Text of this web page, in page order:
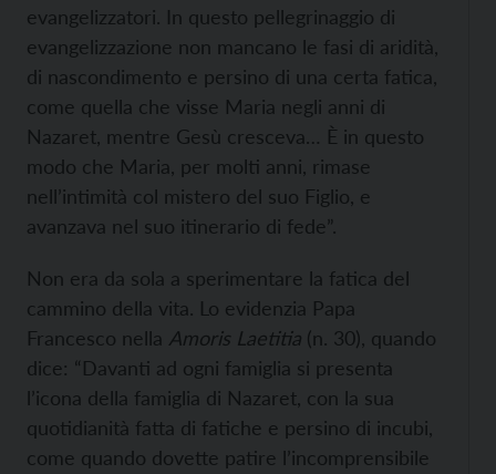
evangelizzatori. In questo pellegrinaggio di
evangelizzazione non mancano le fasi di aridità,
di nascondimento e persino di una certa fatica,
come quella che visse Maria negli anni di
Nazaret, mentre Gesù cresceva… È in questo
modo che Maria, per molti anni, rimase
nell’intimità col mistero del suo Figlio, e
avanzava nel suo itinerario di fede”.
Non era da sola a sperimentare la fatica del
cammino della vita. Lo evidenzia Papa
Francesco nella Amoris Laetitia (n. 30), quando
dice: “Davanti ad ogni famiglia si presenta
l’icona della famiglia di Nazaret, con la sua
quotidianità fatta di fatiche e persino di incubi,
come quando dovette patire l’incomprensibile